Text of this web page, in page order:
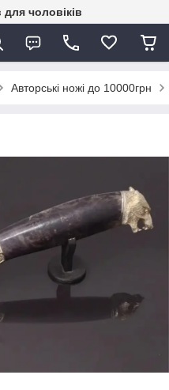
чоловіків
Авторські ножі до 10000грн